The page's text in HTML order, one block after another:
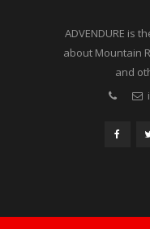
ADVENDURE is
about Mountain
and